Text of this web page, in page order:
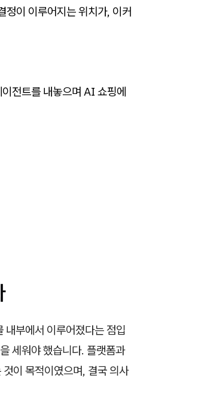
정이 이루어지는 위치가, 이커
전트를 내놓으며 AI 쇼핑에
내부에서 이루어졌다는 점입
세워야 했습니다. 플랫폼과
이 목적이였으며, 결국 의사